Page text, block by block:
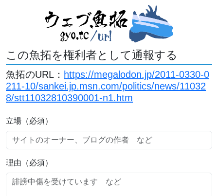
この魚拓を権利者として通報する
魚拓のURL： https://megalodon.jp/2011-0330-0
211-10/sankei.jp.msn.com/politics/news/11032
8/stt11032810390001-n1.htm
立場（必須）
理由（必須）